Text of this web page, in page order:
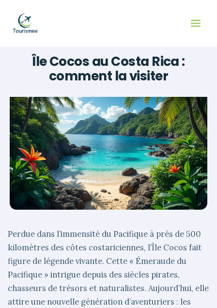
contenu
Île Cocos au Costa Rica :
comment la visiter
Perdue dans l’immensité du Pacifique à près de 500
kilomètres des côtes costariciennes, l’Île Cocos fait
figure de légende vivante. Cette « Émeraude du
Pacifique » intrigue depuis des siècles pirates,
chasseurs de trésors et naturalistes. Aujourd’hui, elle
attire une nouvelle génération d’aventuriers : les